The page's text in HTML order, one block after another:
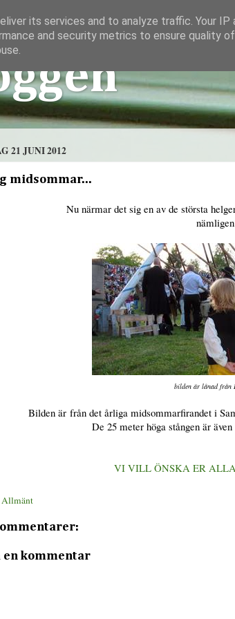
21 JUNI 2012
midsommar...
Nu närmar det sig en av de största
bilden är lånad från
Bilden är från det årliga midsommarfirandet i
De 25 meter höga stången är
VI VILL ÖNSKA ER
Allmänt
en kommentar
its services and to analyze traffic. Your IP
and security metrics to ensure quality